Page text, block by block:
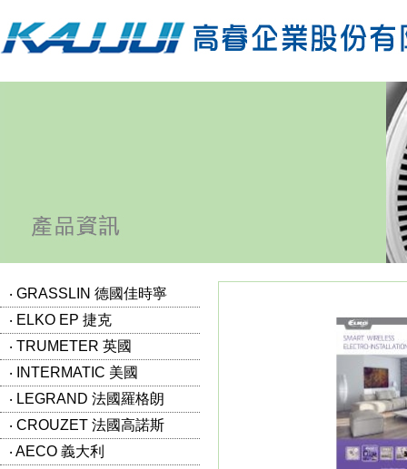
‧ GRASSLIN 德國佳時寧
‧ ELKO EP 捷克
‧ TRUMETER 英國
‧ INTERMATIC 美國
‧ LEGRAND 法國羅格朗
‧ CROUZET 法國高諾斯
‧ AECO 義大利